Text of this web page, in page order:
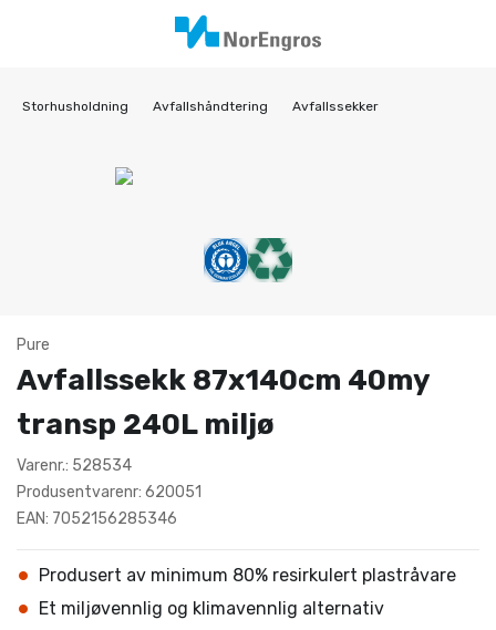
Storhusholdning Avfallshåndtering Avfallssekker
Pure
Avfallssekk 87x140cm 40my
transp 240L miljø
Varenr.: 528534
Produsentvarenr: 620051
EAN: 7052156285346
Produsert av minimum 80% resirkulert plastråvare
Et miljøvennlig og klimavennlig alternativ